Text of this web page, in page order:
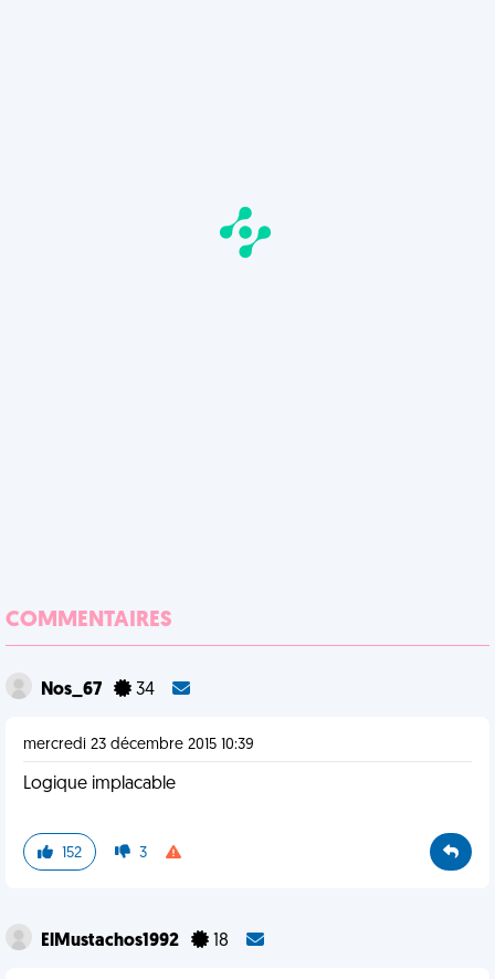
COMMENTAIRES
Nos_67 34
mercredi 23 décembre 2015 10:39
Logique implacable
152 3
ElMustachos1992 18